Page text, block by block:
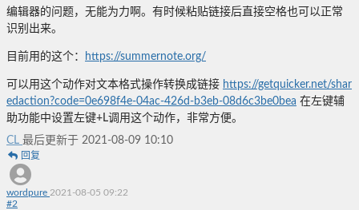
编辑器的问题，无能为力啊。有时候粘贴链接后直接空格也可以正常
识别出来。
目前用的这个： https://summernote.org/
可以用这个动作对文本格式操作转换成链接 https://getquicker.net/shar
edaction?code=0e698f4e-04ac-426d-b3eb-08d6c3be0bea 在左键辅
助功能中设置左键+L调用这个动作，非常方便。
CL 最后更新于 2021-08-09 10:10
回复
wordpure 2021-08-05 09:22
#2